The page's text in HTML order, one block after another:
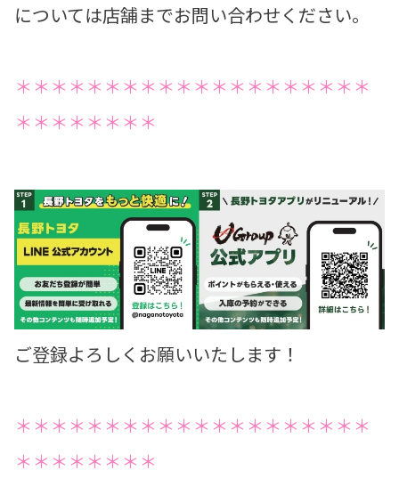
については店舗までお問い合わせください。
＊＊＊＊＊＊＊＊＊＊＊＊＊＊＊＊＊＊＊＊
＊＊＊＊＊＊＊＊
ご登録よろしくお願いいたします！
＊＊＊＊＊＊＊＊＊＊＊＊＊＊＊＊＊＊＊＊
＊＊＊＊＊＊＊＊